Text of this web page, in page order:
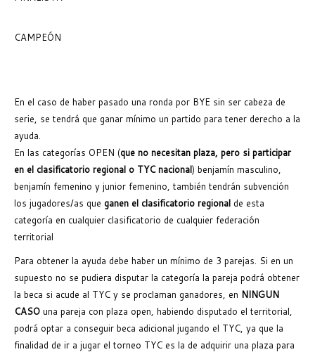
CAMPEÓN
En el caso de haber pasado una ronda por BYE sin ser cabeza de
serie, se tendrá que ganar mínimo un partido para tener derecho a la
ayuda.
En las categorías OPEN (que no necesitan plaza, pero si participar
en el clasificatorio regional o TYC nacional) benjamín masculino,
benjamín femenino y junior femenino, también tendrán subvención
los jugadores/as que ganen el clasificatorio regional de esta
categoría en cualquier clasificatorio de cualquier federación
territorial
Para obtener la ayuda debe haber un mínimo de 3 parejas. Si en un
supuesto no se pudiera disputar la categoría la pareja podrá obtener
la beca si acude al TYC y se proclaman ganadores, en NINGUN
CASO una pareja con plaza open, habiendo disputado el territorial,
podrá optar a conseguir beca adicional jugando el TYC, ya que la
finalidad de ir a jugar el torneo TYC es la de adquirir una plaza para